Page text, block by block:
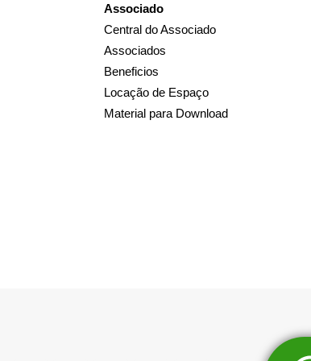
Associado
Central do Associado
Associados
Beneficios
Locação de Espaço
Material para Download